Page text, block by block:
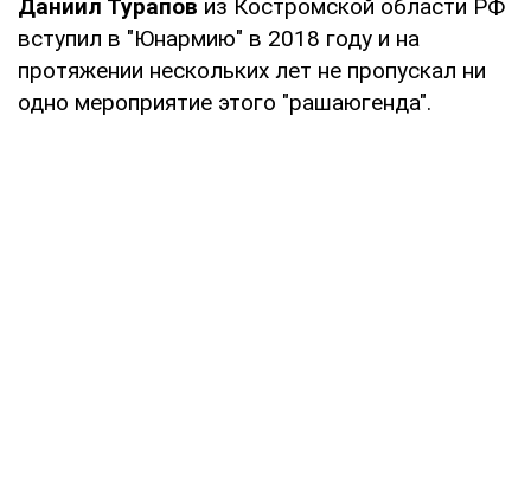
Даниил Турапов из Костромской области РФ
вступил в "Юнармию" в 2018 году и на
протяжении нескольких лет не пропускал ни
одно мероприятие этого "рашаюгенда".